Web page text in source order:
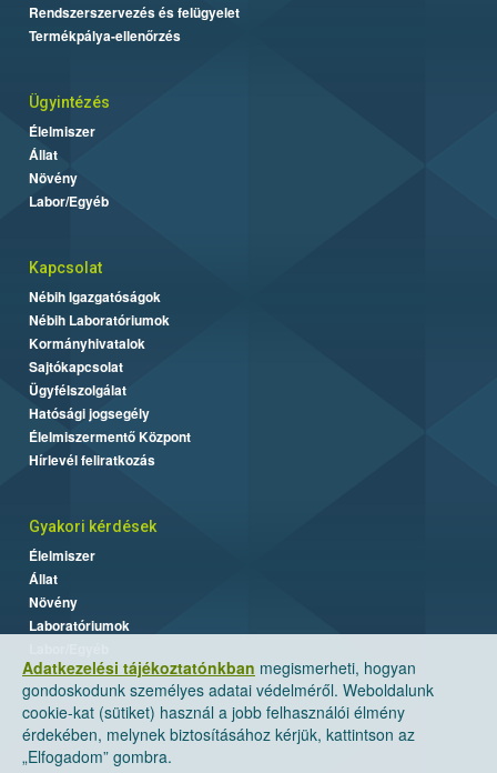
Adatkezelési tájékoztatónkban megismerheti, hogyan
gondoskodunk személyes adatai védelméről. Weboldalunk
cookie-kat (sütiket) használ a jobb felhasználói élmény
érdekében, melynek biztosításához kérjük, kattintson az
„Elfogadom” gombra.
Rendszerszervezés és felügyelet
Termékpálya-ellenőrzés
Ügyintézés
Élelmiszer
Állat
Növény
Labor/Egyéb
Kapcsolat
Nébih Igazgatóságok
Nébih Laboratóriumok
Kormányhivatalok
Sajtókapcsolat
Ügyfélszolgálat
Hatósági jogsegély
Élelmiszermentő Központ
Hírlevél feliratkozás
Gyakori kérdések
Élelmiszer
Állat
Növény
Laboratóriumok